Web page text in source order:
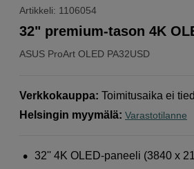
Artikkeli: 1106054
ASUS ProArt OLED PA32USD
32" premium-tason 4K
Verkkokauppa: Toimitusaika ei
Helsingin myymälä: Varastotilanne
32'' 4K OLED-paneeli (3840 x